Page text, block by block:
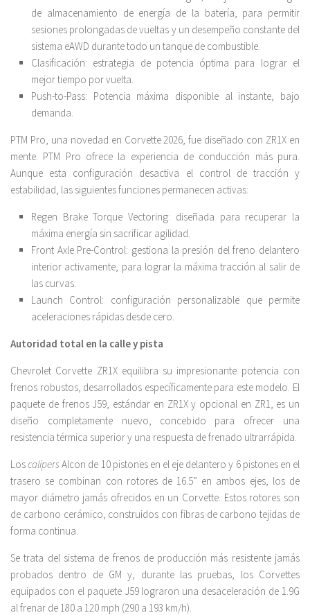
de almacenamiento de energía de la batería, para permitir
sesiones prolongadas de vueltas y un desempeño constante del
sistema eAWD durante todo un tanque de combustible.
Clasificación: estrategia de potencia óptima para lograr el
mejor tiempo por vuelta.
Push-to-Pass: Potencia máxima disponible al instante, bajo
demanda.
PTM Pro, una novedad en Corvette 2026, fue diseñado con ZR1X en
mente. PTM Pro ofrece la experiencia de conducción más pura.
Aunque esta configuración desactiva el control de tracción y
estabilidad, las siguientes funciones permanecen activas:
Regen Brake Torque Vectoring: diseñada para recuperar la
máxima energía sin sacrificar agilidad.
Front Axle Pre-Control: gestiona la presión del freno delantero
interior activamente, para lograr la máxima tracción al salir de
las curvas.
Launch Control: configuración personalizable que permite
aceleraciones rápidas desde cero.
Autoridad total en la calle y pista
Chevrolet Corvette ZR1X equilibra su impresionante potencia con
frenos robustos, desarrollados específicamente para este modelo. El
paquete de frenos J59, estándar en ZR1X y opcional en ZR1, es un
diseño completamente nuevo, concebido para ofrecer una
resistencia térmica superior y una respuesta de frenado ultrarrápida.
LoscalipersAlcon de 10 pistones en el eje delantero y 6 pistones en el
trasero se combinan con rotores de 16.5” en ambos ejes, los de
mayor diámetro jamás ofrecidos en un Corvette. Estos rotores son
de carbono cerámico, construidos con fibras de carbono tejidas de
forma continua.
Se trata del sistema de frenos de producción más resistente jamás
probados dentro de GM y, durante las pruebas, los Corvettes
equipados con el paquete J59 lograron una desaceleración de 1.9G
al frenar de 180 a 120 mph (290 a 193 km/h).